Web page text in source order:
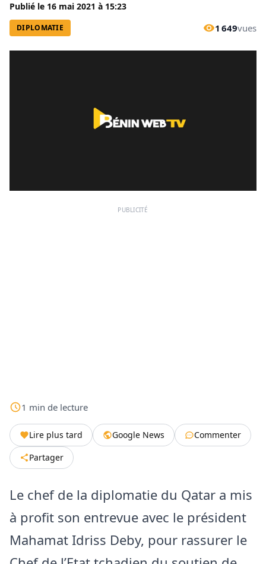
Publié le 16 mai 2021 à 15:23
DIPLOMATIE 1 649vues
PUBLICITÉ
1 min de lecture
Lire plus tard Google News
Commenter
Partager
Le chef de la diplomatie du Qatar a mis
à profit son entrevue avec le président
Mahamat Idriss Deby, pour rassurer le